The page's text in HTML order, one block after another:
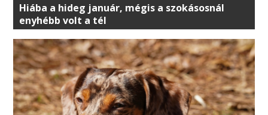
Hiába a hideg január, mégis a szokásosnál
enyhébb volt a tél